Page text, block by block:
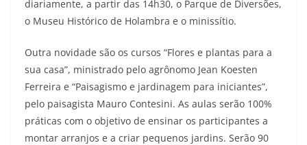
diariamente, a partir das 14h30, o Parque de Diversões,
o Museu Histórico de Holambra e o minissítio.
Outra novidade são os cursos “Flores e plantas para a
sua casa”, ministrado pelo agrônomo Jean Koesten
Ferreira e “Paisagismo e jardinagem para iniciantes”,
pelo paisagista Mauro Contesini. As aulas serão 100%
práticas com o objetivo de ensinar os participantes a
montar arranjos e a criar pequenos jardins. Serão 90